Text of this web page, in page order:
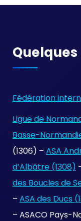
Quelques
Fédération
Ligue de
Basse-
(1306) – ASA
d’Albâtre (1308)
des Boucles de
– ASA des Ducs
– ASACO Pays-